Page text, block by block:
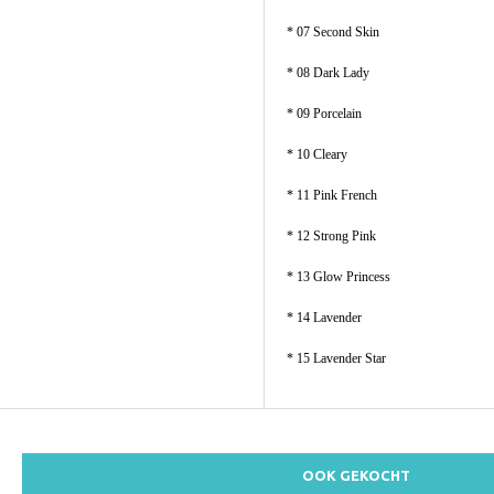
* 07 Second Skin
* 08 Dark Lady
* 09 Porcelain
* 10 Cleary
* 11 Pink French
* 12 Strong Pink
* 13 Glow Princess
* 14 Lavender
* 15 Lavender Star
OOK GEKOCHT